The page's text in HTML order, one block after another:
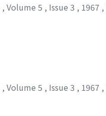
, Volume 5 , Issue 3 , 1967 ,
, Volume 5 , Issue 3 , 1967 ,